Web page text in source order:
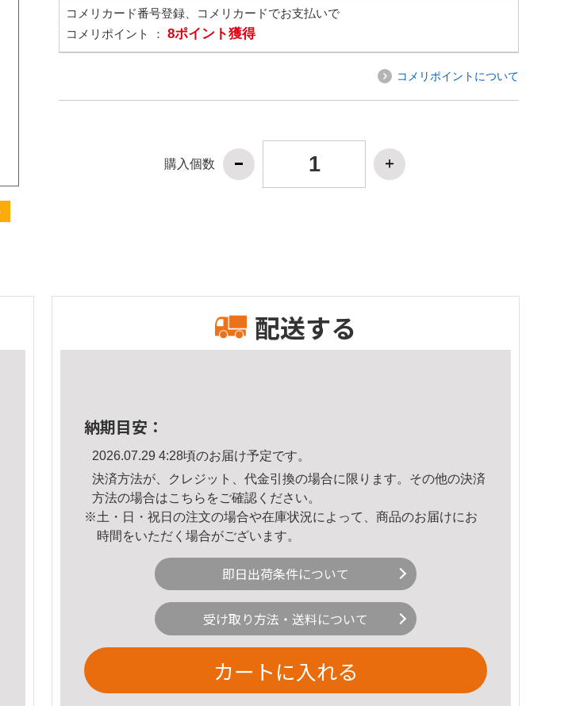
コメリカード番号登録、コメリカードでお支払いで
コメリポイント ： 8ポイント獲得
コメリポイントについて
購入個数
配送する
納期目安：
2026.07.29 4:28頃のお届け予定です。
決済方法が、クレジット、代金引換の場合に限ります。その他の決済
方法の場合はこちら をご確認ください。
※土・日・祝日の注文の場合や在庫状況によって、商品のお届けにお
時間をいただく場合がございます。
即日出荷条件について
受け取り方法・送料について
カートに入れる